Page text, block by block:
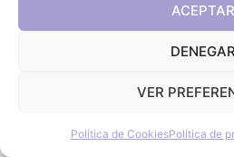
ACEPTAR
DENEGAR
VER
Política de CookiesPolítica de
entendido toda la
condiciones y